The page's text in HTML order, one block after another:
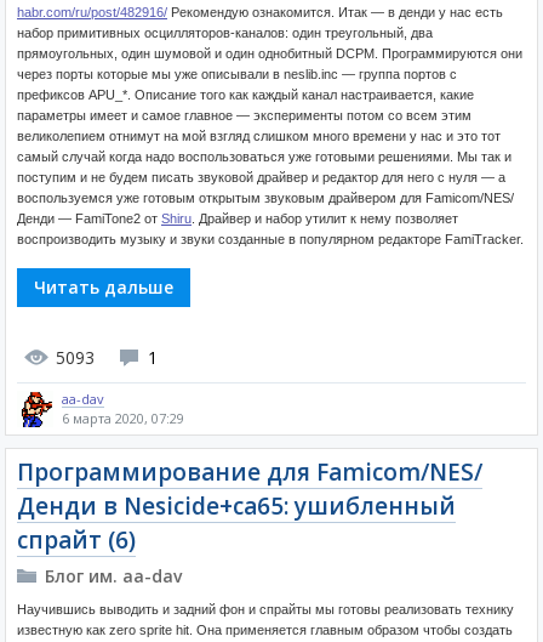
habr.com/ru/post/482916/ Рекомендую ознакомится. Итак — в денди у нас есть
набор примитивных осцилляторов-каналов: один треугольный, два
прямоугольных, один шумовой и один однобитный DCPM. Программируются они
через порты которые мы уже описывали в neslib.inc — группа портов с
префиксов APU_*. Описание того как каждый канал настраивается, какие
параметры имеет и самое главное — эксперименты потом со всем этим
великолепием отнимут на мой взгляд слишком много времени у нас и это тот
самый случай когда надо воспользоваться уже готовыми решениями. Мы так и
поступим и не будем писать звуковой драйвер и редактор для него с нуля — а
воспользуемся уже готовым открытым звуковым драйвером для Famicom/NES/
Денди — FamiTone2 от Shiru . Драйвер и набор утилит к нему позволяет
воспроизводить музыку и звуки созданные в популярном редакторе FamiTracker.
Читать дальше
5093 1
aa-dav
6 марта 2020, 07:29
Программирование для Famicom/NES/
Денди в Nesicide+ca65: ушибленный
спрайт (6)
Блог им. aa-dav
Научившись выводить и задний фон и спрайты мы готовы реализовать технику
известную как zero sprite hit. Она применяется главным образом чтобы создать